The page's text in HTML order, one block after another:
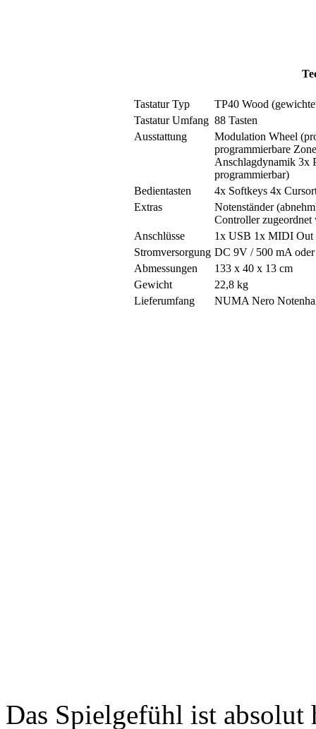
Tastatur Typ
TP40 Wood
Tastatur Umfang 88 Tasten
Ausstattung
Modulation Wheel
programmierbare
Anschlagdynamik 3x
programmierbar)
Bedientasten
4x Softkeys 4x
Extras
Notenständer
Controller zugeordnet
Anschlüsse
1x USB 1x MIDI Out
Stromversorgung DC 9V / 500 mA
Abmessungen
133 x 40 x 13 cm
Gewicht
22,8 kg
Lieferumfang
NUMA Nero
Das Spielgefühl ist